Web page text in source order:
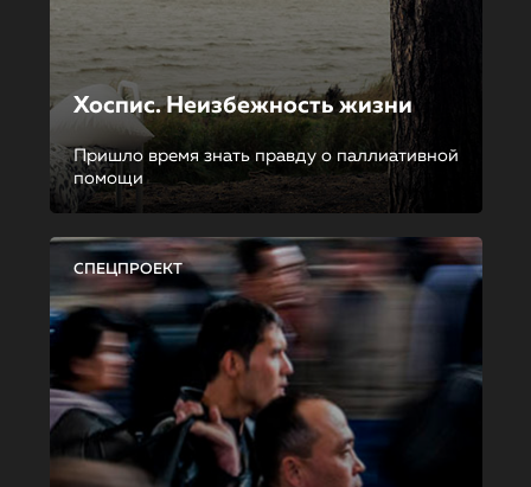
Хоспис. Неизбежность жизни
Пришло время знать правду о паллиативной
помощи
СПЕЦПРОЕКТ